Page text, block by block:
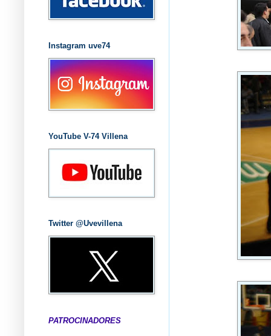
Instagram uve74
YouTube V-74 Villena
Twitter @Uvevillena
PATROCINADORES